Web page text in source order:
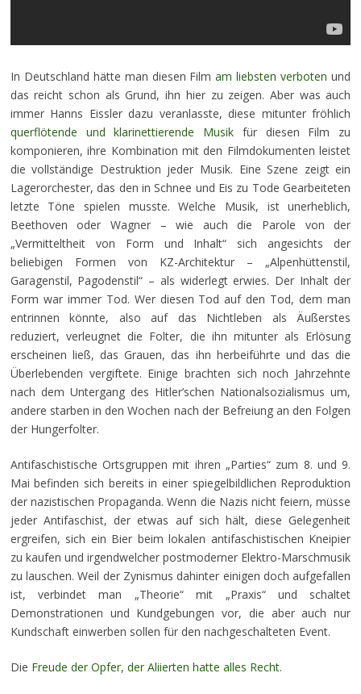
In Deutschland hätte man diesen Filmam liebsten verboten und
das reicht schon als Grund, ihn hier zu zeigen. Aber was auch
immer Hanns Eissler dazu veranlasste, diese mitunter fröhlich
querflötende und klarinettierende Musik für diesen Film zu
komponieren, ihre Kombination mit den Filmdokumenten leistet
die vollständige Destruktion jeder Musik. Eine Szene zeigt ein
Lagerorchester, das den in Schnee und Eis zu Tode Gearbeiteten
letzte Töne spielen musste. Welche Musik, ist unerheblich,
Beethoven oder Wagner – wie auch die Parole von der
„Vermitteltheit von Form und Inhalt“ sich angesichts der
beliebigen Formen von KZ-Architektur – „Alpenhüttenstil,
Garagenstil, Pagodenstil“ – als widerlegt erwies. Der Inhalt der
Form war immer Tod. Wer diesen Tod auf den Tod, dem man
entrinnen könnte, also auf das Nichtleben als Äußerstes
reduziert, verleugnet die Folter, die ihn mitunter als Erlösung
erscheinen ließ, das Grauen, das ihn herbeiführte und das die
Überlebenden vergiftete. Einige brachten sich noch Jahrzehnte
nach dem Untergang des Hitler’schen Nationalsozialismus um,
andere starben in den Wochen nach der Befreiung an den Folgen
der Hungerfolter.
Antifaschistische Ortsgruppen mit ihren „Parties“ zum 8. und 9.
Mai befinden sich bereits in einer spiegelbildlichen Reproduktion
der nazistischen Propaganda. Wenn die Nazis nicht feiern, müsse
jeder Antifaschist, der etwas auf sich hält, diese Gelegenheit
ergreifen, sich ein Bier beim lokalen antifaschistischen Kneipier
zu kaufen und irgendwelcher postmoderner Elektro-Marschmusik
zu lauschen. Weil der Zynismus dahinter einigen doch aufgefallen
ist, verbindet man „Theorie“ mit „Praxis“ und schaltet
Demonstrationen und Kundgebungen vor, die aber auch nur
Kundschaft einwerben sollen für den nachgeschalteten Event.
Die Freude der Opfer, der Aliierten hatte alles Recht.